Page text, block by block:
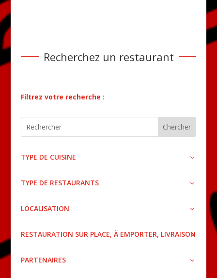
Recherchez un restaurant
Filtrez votre recherche :
TYPE DE CUISINE
TYPE DE RESTAURANTS
LOCALISATION
RESTAURATION SUR PLACE, À EMPORTER, LIVRAISON
PARTENAIRES